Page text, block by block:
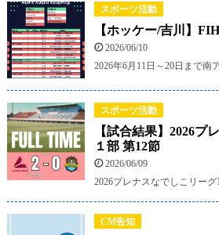
スポーツ活動
【ホッケー/吉川】
2026/06/10
2026年6月11日～20日まで南
スポーツ活動
【試合結果】2026プ
１部 第12節
2026/06/09
2026プレナスなでしこリー
CM告知